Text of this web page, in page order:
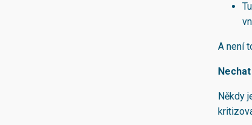
A není
Někdy